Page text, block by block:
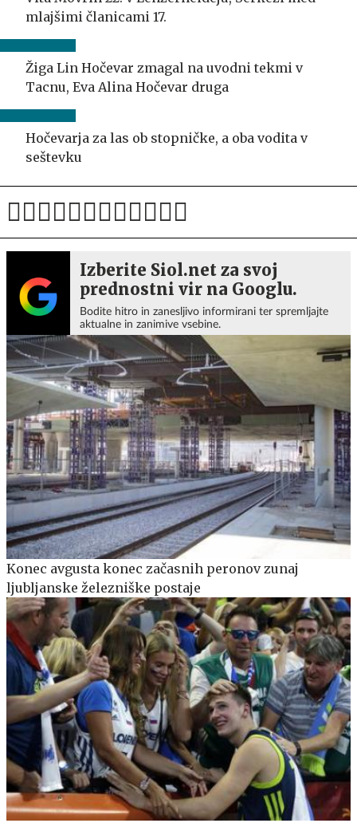
mlajšimi članicami 17.
Žiga Lin Hočevar zmagal na uvodni tekmi v
Tacnu, Eva Alina Hočevar druga
Hočevarja za las ob stopničke, a oba vodita v
seštevku
Izberite Siol.net za svoj
prednostni vir na Googlu.
Bodite hitro in zanesljivo informirani ter spremljajte
aktualne in zanimive vsebine.
Konec avgusta konec začasnih peronov zunaj
ljubljanske železniške postaje